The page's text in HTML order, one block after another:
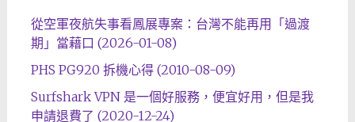
從空軍夜航失事看鳳展專案：台灣不能再用「過渡
期」當藉口 (2026-01-08)
PHS PG920 拆機心得 (2010-08-09)
Surfshark VPN 是一個好服務，便宜好用，但是我
申請退費了 (2020-12-24)